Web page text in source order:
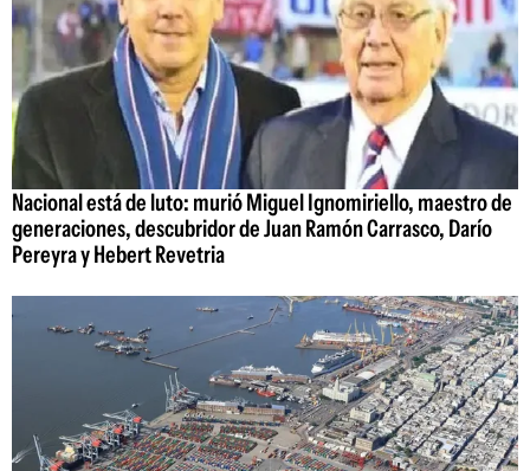
Nacional está de luto: murió Miguel Ignomiriello, maestro de
generaciones, descubridor de Juan Ramón Carrasco, Darío
Pereyra y Hebert Revetria